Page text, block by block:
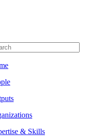
& Skills